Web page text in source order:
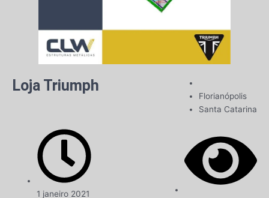
Loja Triumph
Florianópolis
Santa Catarina
1 janeiro 2021